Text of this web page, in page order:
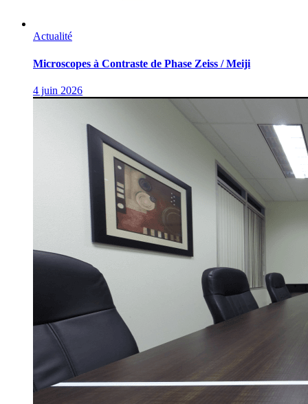
Actualité
Microscopes à Contraste de Phase Zeiss / Meiji
4 juin 2026